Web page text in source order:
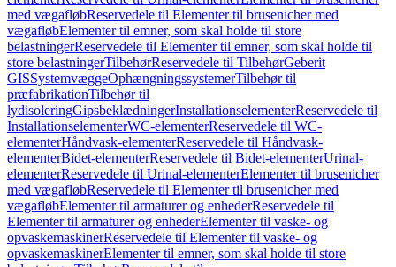
med vægafløbReservedele til Elementer til brusenicher med
vægafløbElementer til emner, som skal holde til store
belastningerReservedele til Elementer til emner, som skal holde til
store belastningerTilbehørReservedele til TilbehørGeberit
GISSystemvæggeOphængningssystemerTilbehør til
præfabrikationTilbehør til
lydisoleringGipsbeklædningerInstallationselementerReservedele til
InstallationselementerWC-elementerReservedele til WC-
elementerHåndvask-elementerReservedele til Håndvask-
elementerBidet-elementerReservedele til Bidet-elementerUrinal-
elementerReservedele til Urinal-elementerElementer til brusenicher
med vægafløbReservedele til Elementer til brusenicher med
vægafløbElementer til armaturer og enhederReservedele til
Elementer til armaturer og enhederElementer til vaske- og
opvaskemaskinerReservedele til Elementer til vaske- og
opvaskemaskinerElementer til emner, som skal holde til store